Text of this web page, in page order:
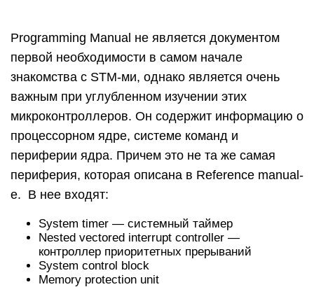
Programming Manual не является документом
первой необходимости в самом начале
знакомства с STM-ми, однако является очень
важным при углубленном изучении этих
микроконтроллеров. Он содержит информацию о
процессорном ядре, системе команд и
периферии ядра. Причем это не та же самая
периферия, которая описана в Reference manual-
е. В нее входят:
System timer — системный таймер
Nested vectored interrupt controller —
контроллер приоритетных прерываний
System control block
Memory protection unit